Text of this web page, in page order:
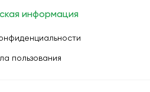
информация
пользования